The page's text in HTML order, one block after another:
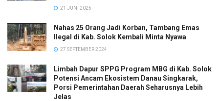
21 JUNI 2025
Nahas 25 Orang Jadi Korban, Tambang Emas
Ilegal di Kab. Solok Kembali Minta Nyawa
27 SEPTEMBER 2024
Limbah Dapur SPPG Program MBG di Kab. Solok
Potensi Ancam Ekosistem Danau Singkarak,
Porsi Pemerintahan Daerah Seharusnya Lebih
Jelas